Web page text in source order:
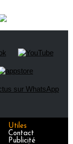
Utiles
Contact
Publicité